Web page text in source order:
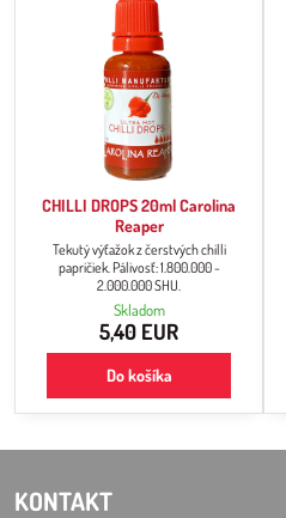
CHILLI DROPS 20ml Carolina
Reaper
Tekutý výťažok z čerstvých chilli
papričiek. Pálivosť: 1.800.000 -
2.000.000 SHU.
Skladom
5,40 EUR
Do košíka
KONTAKT